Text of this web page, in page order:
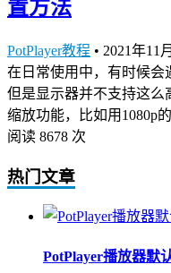
置方法
PotPlayer教程 • 2021年11
在日常使用中，有时候会
但是显示器并不支持这么
缩放功能，比如用1080p
阅读 8678 次
热门文章
PotPlayer播放器默